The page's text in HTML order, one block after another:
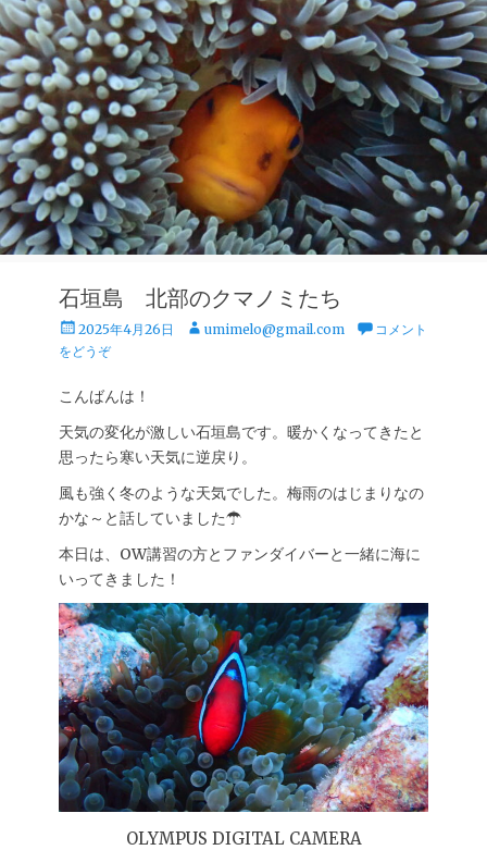
石垣島 北部のクマノミたち
投
稿
2025年4月26日
投 umimelo@gmail.com
コメント
をどうぞ
こんばんは！
天気の変化が激しい石垣島です。暖かくなってきたと
思ったら寒い天気に逆戻り。
風も強く冬のような天気でした。梅雨のはじまりなの
かな～と話していました☂
本日は、OW講習の方とファンダイバーと一緒に海に
いってきました！
OLYMPUS DIGITAL CAMERA